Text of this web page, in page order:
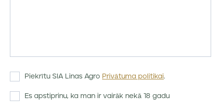
Piekrītu SIA Linas Agro Privātuma politikai.
Es apstiprinu, ka man ir vairāk nekā 18 gadu